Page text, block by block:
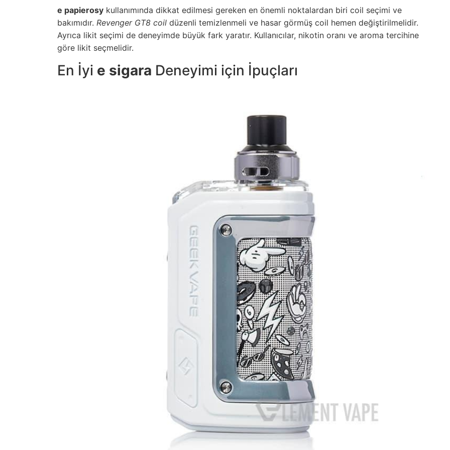
e papierosy kullanımında dikkat edilmesi gereken en önemli noktalardan biri coil seçimi ve
bakımıdır. Revenger GT8 coil düzenli temizlenmeli ve hasar görmüş coil hemen değiştirilmelidir.
Ayrıca likit seçimi de deneyimde büyük fark yaratır. Kullanıcılar, nikotin oranı ve aroma tercihine
göre likit seçmelidir.
En İyi e sigara Deneyimi için İpuçları